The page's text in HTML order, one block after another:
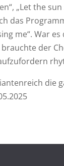
„Let the
das
me“. War
der
die